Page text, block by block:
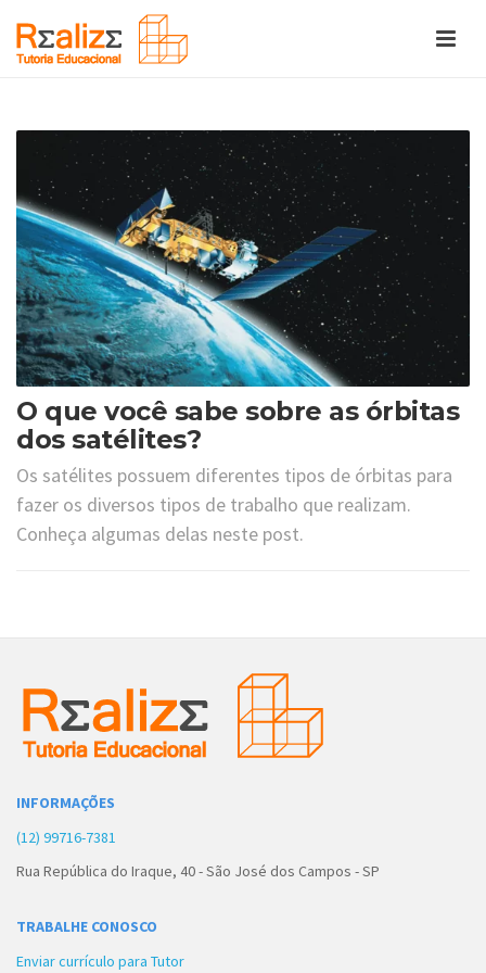
O que você sabe sobre as órbitas
dos satélites?
Os satélites possuem diferentes tipos de órbitas para
fazer os diversos tipos de trabalho que realizam.
Conheça algumas delas neste post.
INFORMAÇÕES
(12) 99716-7381
Rua República do Iraque, 40 - São José dos Campos - SP
TRABALHE CONOSCO
Enviar currículo para Tutor